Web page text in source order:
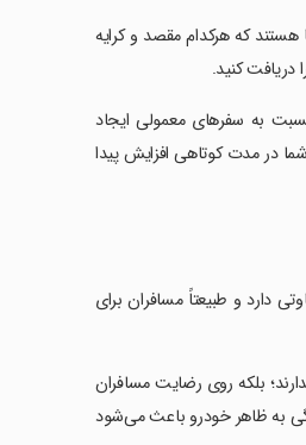
که هرکدام مقصد و کرایه
دریافت کنید.
به سفرهای معمولی ایجاد
شما در مدت کوتاهی افزایش پیدا
دارد و طبیعتاً مسافران برای
بلکه روی رضایت مسافران
به ظاهر خودرو باعث می‌شود